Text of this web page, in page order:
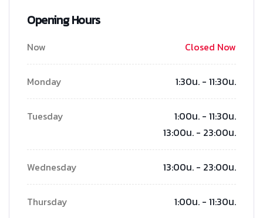
Opening Hours
Now Closed Now
Monday 1:30น. - 11:30น.
Tuesday
1:00น. - 11:30น.
13:00น. - 23:00น.
Wednesday 13:00น. - 23:00น.
Thursday 1:00น. - 11:30น.